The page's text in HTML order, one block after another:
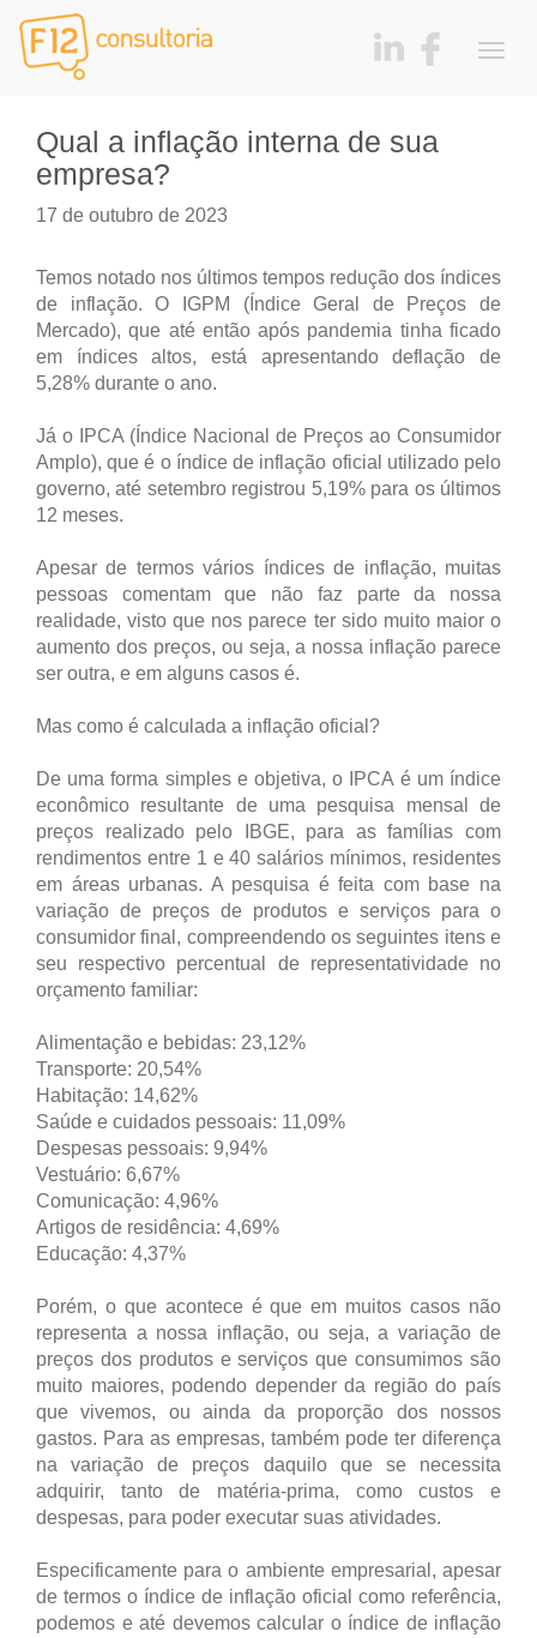
Qual a inflação interna de sua
empresa?
17 de outubro de 2023
Temos notado nos últimos tempos redução dos índices
de inflação. O IGPM (Índice Geral de Preços de
Mercado), que até então após pandemia tinha ficado
em índices altos, está apresentando deflação de
5,28% durante o ano.
Já o IPCA (Índice Nacional de Preços ao Consumidor
Amplo), que é o índice de inflação oficial utilizado pelo
governo, até setembro registrou 5,19% para os últimos
12 meses.
Apesar de termos vários índices de inflação, muitas
pessoas comentam que não faz parte da nossa
realidade, visto que nos parece ter sido muito maior o
aumento dos preços, ou seja, a nossa inflação parece
ser outra, e em alguns casos é.
Mas como é calculada a inflação oficial?
De uma forma simples e objetiva, o IPCA é um índice
econômico resultante de uma pesquisa mensal de
preços realizado pelo IBGE, para as famílias com
rendimentos entre 1 e 40 salários mínimos, residentes
em áreas urbanas. A pesquisa é feita com base na
variação de preços de produtos e serviços para o
consumidor final, compreendendo os seguintes itens e
seu respectivo percentual de representatividade no
orçamento familiar:
Alimentação e bebidas: 23,12%
Transporte: 20,54%
Habitação: 14,62%
Saúde e cuidados pessoais: 11,09%
Despesas pessoais: 9,94%
Vestuário: 6,67%
Comunicação: 4,96%
Artigos de residência: 4,69%
Educação: 4,37%
Porém, o que acontece é que em muitos casos não
representa a nossa inflação, ou seja, a variação de
preços dos produtos e serviços que consumimos são
muito maiores, podendo depender da região do país
que vivemos, ou ainda da proporção dos nossos
gastos. Para as empresas, também pode ter diferença
na variação de preços daquilo que se necessita
adquirir, tanto de matéria-prima, como custos e
despesas, para poder executar suas atividades.
Especificamente para o ambiente empresarial, apesar
de termos o índice de inflação oficial como referência,
podemos e até devemos calcular o índice de inflação